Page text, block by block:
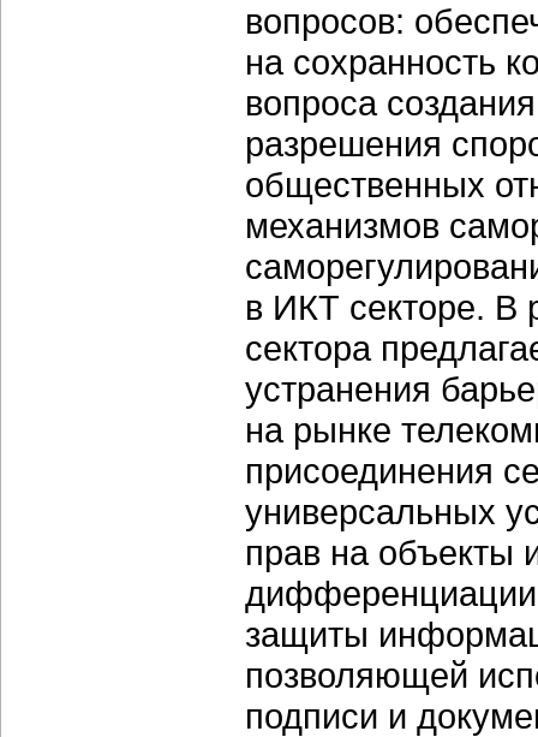
вопросов:
на сохранность
вопроса
разрешения
общественных
механизмов
в ИКТ секторе. В
сектора
устранения
на рынке
присоединения
универсальных
прав на объекты
дифференциации
защиты
позволяющей
подписи и